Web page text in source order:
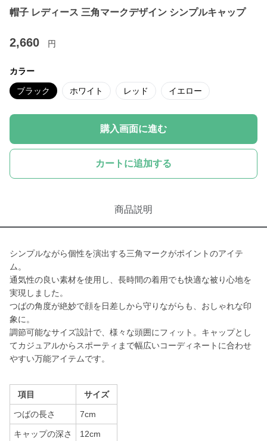
帽子 レディース 三角マークデザイン シンプルキャップ
2,660 円
カラー
ブラック ホワイト レッド イエロー
購入画面に進む
カートに追加する
商品説明
シンプルながら個性を演出する三角マークがポイントのアイテ
ム。
通気性の良い素材を使用し、長時間の着用でも快適な被り心地を
実現しました。
つばの角度が絶妙で顔を日差しから守りながらも、おしゃれな印
象に。
調節可能なサイズ設計で、様々な頭囲にフィット。キャップとし
てカジュアルからスポーティまで幅広いコーディネートに合わせ
やすい万能アイテムです。
項目 サイズ
つばの長さ 7cm
キャップの深さ 12cm